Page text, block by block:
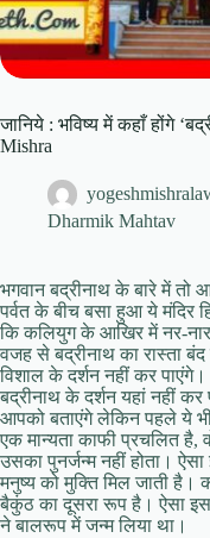
जानिये : भविष्य में कहाँ होंगे
Mishra
Dharmik Mahtav
भगवान बद्रीनाथ के बारे में तो
पर्वत के बीच बसा हुआ ये मंदिर
कि कलियुग के आखिर में नर-
वजह से बद्रीनाथ का रास्ता बंद
विशाल के दर्शन नहीं कर
बद्रीनाथ के दर्शन यहां नहीं कर
आपको बताएंगे लेकिन पहले ये
एक मान्यता काफी प्रचलित है,
उसका पुनर्जन्म नहीं होता।
मनुष्य को मुक्ति मिल जाती है।
बैकुंठ का दूसरा रूप है। ऐसा
ने बालरूप में जन्म लिया था।